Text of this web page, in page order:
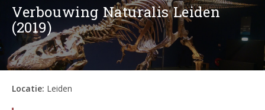
Verbouwing Naturalis Leiden
(2019)
Locatie: Leiden